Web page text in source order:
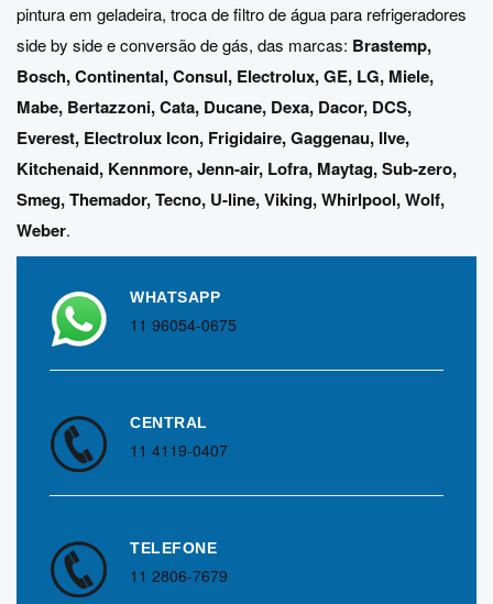
pintura em geladeira, troca de filtro de água para refrigeradores
side by side e conversão de gás, das marcas: Brastemp,
Bosch,Continental,Consul, Electrolux,GE, LG, Miele,
Mabe, Bertazzoni,Cata, Ducane, Dexa, Dacor, DCS,
Everest, Electrolux Icon, Frigidaire,Gaggenau, Ilve,
Kitchenaid, Kennmore,Jenn-air, Lofra, Maytag,Sub-zero,
Smeg,Themador,Tecno, U-line,Viking,Whirlpool,Wolf,
Weber.
WHATSAPP
11 96054-0675
CENTRAL
11 4119-0407
TELEFONE
11 2806-7679